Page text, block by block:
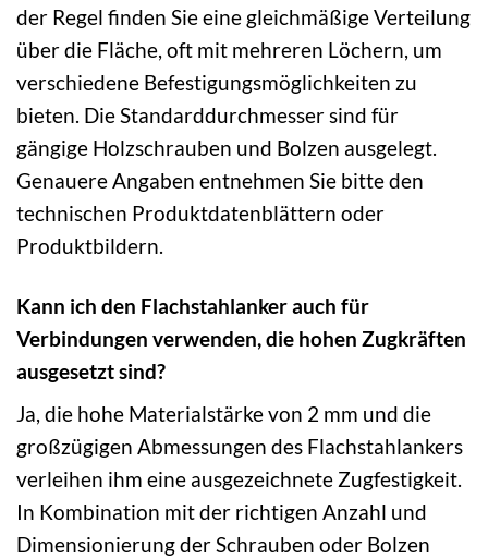
der Regel finden Sie eine gleichmäßige Verteilung
über die Fläche, oft mit mehreren Löchern, um
verschiedene Befestigungsmöglichkeiten zu
bieten. Die Standarddurchmesser sind für
gängige Holzschrauben und Bolzen ausgelegt.
Genauere Angaben entnehmen Sie bitte den
technischen Produktdatenblättern oder
Produktbildern.
Kann ich den Flachstahlanker auch für
Verbindungen verwenden, die hohen Zugkräften
ausgesetzt sind?
Ja, die hohe Materialstärke von 2 mm und die
großzügigen Abmessungen des Flachstahlankers
verleihen ihm eine ausgezeichnete Zugfestigkeit.
In Kombination mit der richtigen Anzahl und
Dimensionierung der Schrauben oder Bolzen